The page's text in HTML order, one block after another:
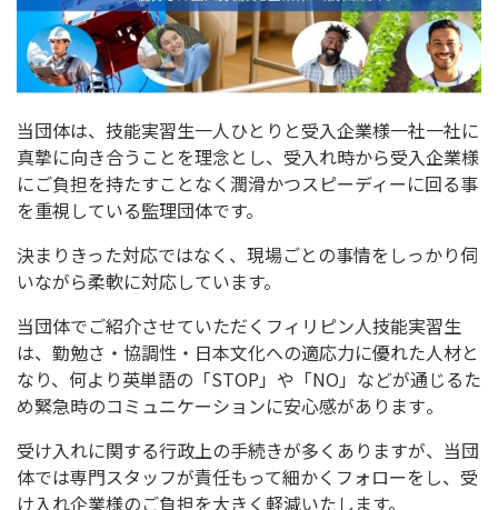
当団体は、 技能実習生一人ひとりと受入企業様一社一社に
真摯に向き合うことを理念とし、 受入れ時から受入企業様
にご負担を持たすことなく潤滑かつスピーディーに回る事
を重視している監理団体です。
決まりきった対応ではなく、現場ごとの事情をしっかり伺
いながら柔軟に対応しています。
当団体でご紹介させていただくフィリピン人技能実習生
は、勤勉さ・ 協調性・日本文化への適応力に優れた人材と
なり、 何より英単語の「STOP」や「NO」 などが通じるた
め緊急時のコミュニケーションに安心感があります。
受け入れに関する行政上の手続きが多くありますが、 当団
体では専門スタッフが責任もって細かくフォローをし、受
け入れ企業様のご負担を大きく軽減いたします。